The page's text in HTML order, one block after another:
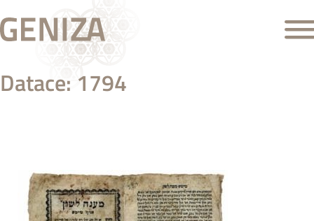
Datace: 1794